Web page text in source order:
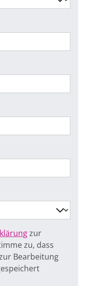
zur
zu, dass
Bearbeitung